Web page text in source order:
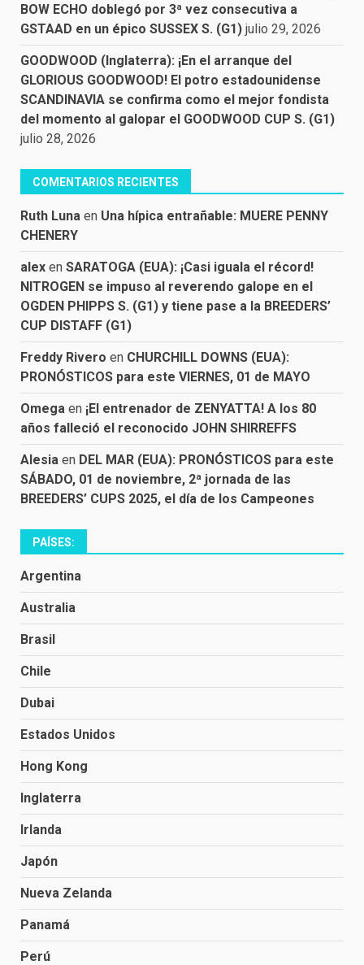
BOW ECHO doblegó por 3ª vez consecutiva a
GSTAAD en un épico SUSSEX S. (G1) julio 29, 2026
GOODWOOD (Inglaterra): ¡En el arranque del
GLORIOUS GOODWOOD! El potro estadounidense
SCANDINAVIA se confirma como el mejor fondista
del momento al galopar el GOODWOOD CUP S. (G1)
julio 28, 2026
COMENTARIOS RECIENTES
Ruth Luna en Una hípica entrañable: MUERE PENNY
CHENERY
alex en SARATOGA (EUA): ¡Casi iguala el récord!
NITROGEN se impuso al reverendo galope en el
OGDEN PHIPPS S. (G1) y tiene pase a la BREEDERS’
CUP DISTAFF (G1)
Freddy Rivero en CHURCHILL DOWNS (EUA):
PRONÓSTICOS para este VIERNES, 01 de MAYO
Omega en ¡El entrenador de ZENYATTA! A los 80
años falleció el reconocido JOHN SHIRREFFS
Alesia en DEL MAR (EUA): PRONÓSTICOS para este
SÁBADO, 01 de noviembre, 2ª jornada de las
BREEDERS’ CUPS 2025, el día de los Campeones
PAÍSES:
Argentina
Australia
Brasil
Chile
Dubai
Estados Unidos
Hong Kong
Inglaterra
Irlanda
Japón
Nueva Zelanda
Panamá
Perú